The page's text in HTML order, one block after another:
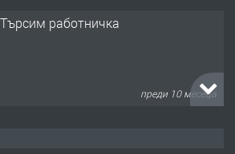
Търсим работничка
преди 10 месеца